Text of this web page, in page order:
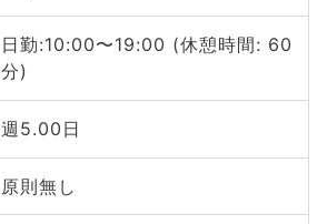
日勤:10:00〜19:00 (休憩時間: 60
分)
週5.00日
原則無し